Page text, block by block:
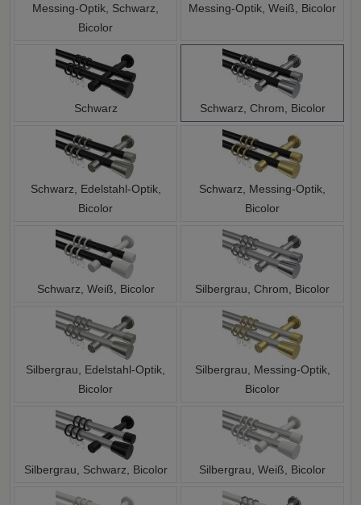
Messing-Optik, Schwarz,
Bicolor
Messing-Optik, Weiß, Bicolor
Schwarz Schwarz, Chrom, Bicolor
Schwarz, Edelstahl-Optik,
Bicolor
Schwarz, Messing-Optik,
Bicolor
Schwarz, Weiß, Bicolor Silbergrau, Chrom, Bicolor
Silbergrau, Edelstahl-Optik,
Bicolor
Silbergrau, Messing-Optik,
Bicolor
Silbergrau, Schwarz, Bicolor Silbergrau, Weiß, Bicolor